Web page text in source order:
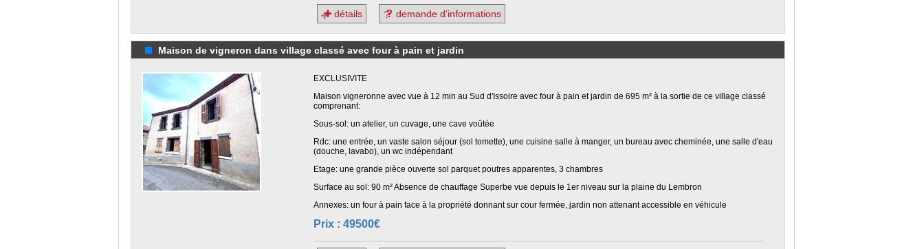
détails demande d'informations
Maison de vigneron dans village classé avec four à pain et jardin
EXCLUSIVITE
Maison vigneronne avec vue à 12 min au Sud d'Issoire avec four à pain et jardin de 695 m² à la sortie de ce village classé
comprenant:
Sous-sol: un atelier, un cuvage, une cave voûtée
Rdc: une entrée, un vaste salon séjour (sol tomette), une cuisine salle à manger, un bureau avec cheminée, une salle d'eau
(douche, lavabo), un wc indépendant
Etage: une grande pièce ouverte sol parquet poutres apparentes, 3 chambres
Surface au sol: 90 m² Absence de chauffage Superbe vue depuis le 1er niveau sur la plaine du Lembron
Annexes: un four à pain face à la propriété donnant sur cour fermée, jardin non attenant accessible en véhicule
Prix : 49500€